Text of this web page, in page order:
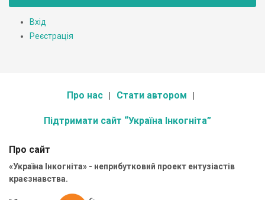
Вхід
Реєстрація
Про нас Стати автором
Підтримати сайт “Україна Інкогніта”
Про сайт
«Україна Інкогніта» - неприбутковий проект ентузіастів
краєзнавства.